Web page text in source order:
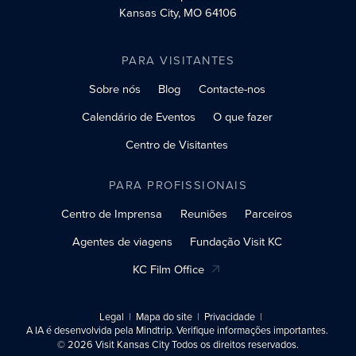
Kansas City, MO 64106
PARA VISITANTES
Sobre nós
Blog
Contacte-nos
Calendário de Eventos
O que fazer
Centro de Visitantes
PARA PROFISSIONAIS
Centro de Imprensa
Reuniões
Parceiros
Agentes de viagens
Fundação Visit KC
KC Film Office
Legal Mapa do site
Privacidade
A IA é desenvolvida pela Mindtrip. Verifique informações importantes.
© 2026 Visit Kansas City Todos os direitos reservados.